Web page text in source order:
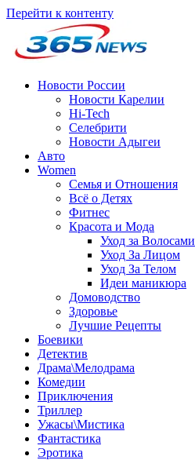
Перейти к контенту
Новости России
Новости Карелии
Hi-Tech
Селебрити
Новости Адыгеи
Авто
Women
Семья и Отношения
Всё о Детях
Фитнес
Красота и Мода
Уход за Волосами
Уход За Лицом
Уход За Телом
Идеи маникюра
Домоводство
Здоровье
Лучшие Рецепты
Боевики
Детектив
Драма\Мелодрама
Комедии
Приключения
Триллер
Ужасы\Мистика
Фантастика
Эротика